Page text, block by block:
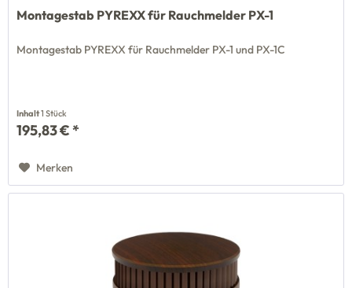
Montagestab PYREXX für Rauchmelder PX-1
Montagestab PYREXX für Rauchmelder PX-1 und PX-1C
Inhalt1 Stück
195,83 € *
Merken